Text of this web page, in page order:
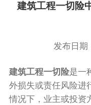
建筑工程一切险
发布日期
建筑工程一切险是一
外损失或责任风险进
情况下，业主或投资